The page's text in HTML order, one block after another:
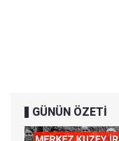
GÜNÜN ÖZETİ